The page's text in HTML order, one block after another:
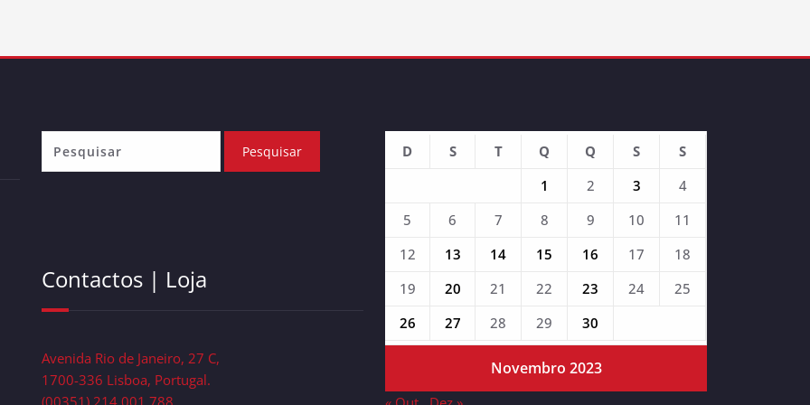
Contactos | Loja
Avenida Rio de Janeiro, 27 C,
1700-336 Lisboa, Portugal.
(00351) 214.001.788
Novembro 2023
D S T Q Q S
S
1
2 3
4
5
6 7 8 9 10
11
12
13 14 15 16 17
18
19
20 21 22 23 24
25
26
27 28 29 30